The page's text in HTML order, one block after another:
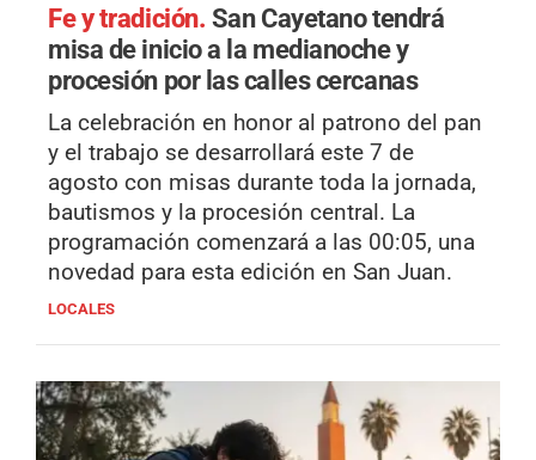
Fe y tradición. San Cayetano tendrá
misa de inicio a la medianoche y
procesión por las calles cercanas
La celebración en honor al patrono del pan
y el trabajo se desarrollará este 7 de
agosto con misas durante toda la jornada,
bautismos y la procesión central. La
programación comenzará a las 00:05, una
novedad para esta edición en San Juan.
LOCALES